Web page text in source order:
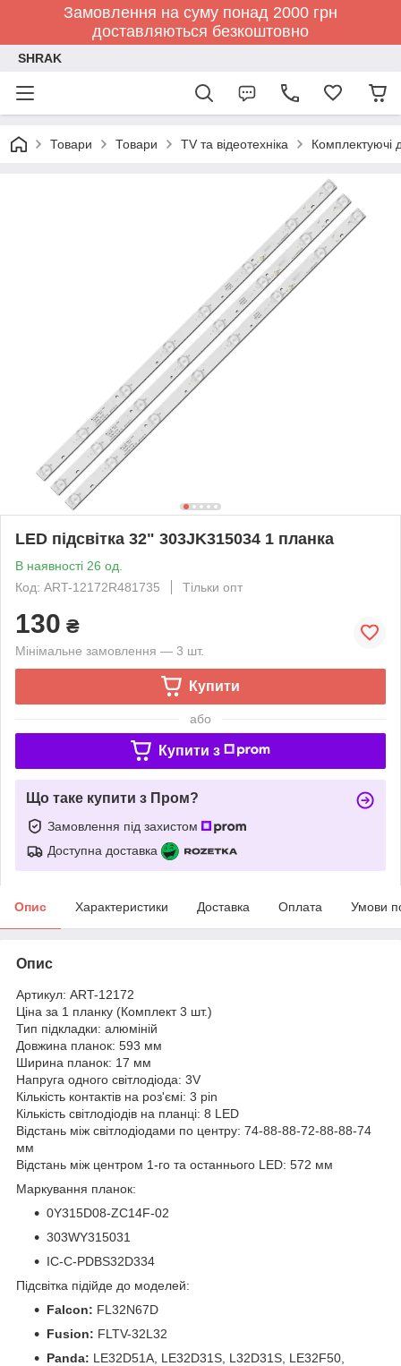
Замовлення на суму понад 2000 грн
доставляються безкоштовно
SHRAK
Товари Товари TV та відеотехніка Комплектуючі
LED підсвітка 32" 303JK315034 1 планка
В наявності 26 од.
Код: ART-12172R481735
Тільки опт
130 ₴
Мінімальне замовлення — 3 шт.
Купити
або
Купити з
Що таке купити з Пром?
Замовлення під захистом
Доступна доставка
Опис Характеристики Доставка Оплата Умови
Опис
Артикул: ART-12172
Ціна за 1 планку (Комплект 3 шт.)
Тип підкладки: алюміній
Довжина планок: 593 мм
Ширина планок: 17 мм
Напруга одного світлодіода: 3V
Кількість контактів на роз'ємі: 3 pin
Кількість світлодіодів на планці: 8 LED
Відстань між світлодіодами по центру: 74-88-88-72-88-88-74
мм
Відстань між центром 1-го та останнього LED: 572 мм
Маркування планок:
0Y315D08-ZC14F-02
303WY315031
IC-C-PDBS32D334
Підсвітка підійде до моделей:
Falcon: FL32N67D
Fusion: FLTV-32L32
Panda: LE32D51A, LE32D31S, L32D31S, LE32F50,